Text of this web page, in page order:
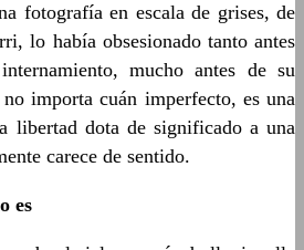
fotografía en escala de grises, de
lo había obsesionado tanto antes
mucho antes de su
importa cuán imperfecto, es una
libertad dota de significado a una
carece de sentido.
es